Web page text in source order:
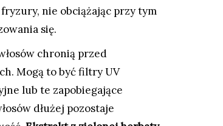
nie obciążając przy tym
się.
chronią przed
Mogą to być filtry UV
lub te zapobiegające
dłużej pozostaje